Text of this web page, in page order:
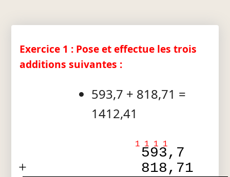
Exercice 1 : Pose et effectue les trois
additions suivantes :
593,7 + 818,71 =
1412,41
1 1 1 1
593,7
+
818,71